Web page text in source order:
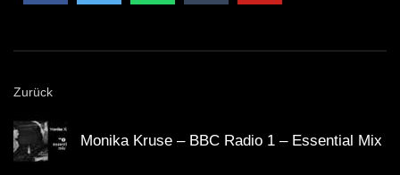
Zurück
Monika Kruse – BBC Radio 1 – Essential Mix